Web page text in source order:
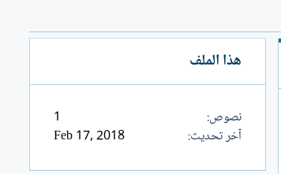
هذا الملف
نصوص
1
آخر تحديث
Feb 17, 2018